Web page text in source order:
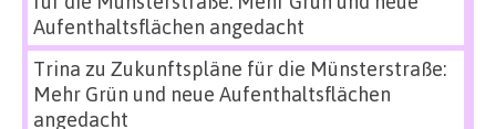
Aufenthaltsflächen angedacht
Trina zu Zukunftspläne für die Münsterstraße:
Mehr Grün und neue Aufenthaltsflächen
angedacht